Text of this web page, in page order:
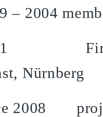
– 2004
First
Nürnberg
2008